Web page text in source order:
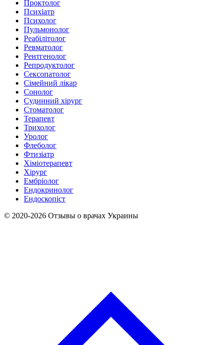
Проктолог
Психіатр
Психолог
Пульмонолог
Реабілітолог
Ревматолог
Рентгенолог
Репродуктолог
Сексопатолог
Сімейний лікар
Сонолог
Судинний хірург
Стоматолог
Терапевт
Трихолог
Уролог
Флеболог
Фтизіатр
Хіміотерапевт
Хірург
Ембріолог
Ендокринолог
Ендоскопіст
© 2020-2026 Отзывы о врачах Украины